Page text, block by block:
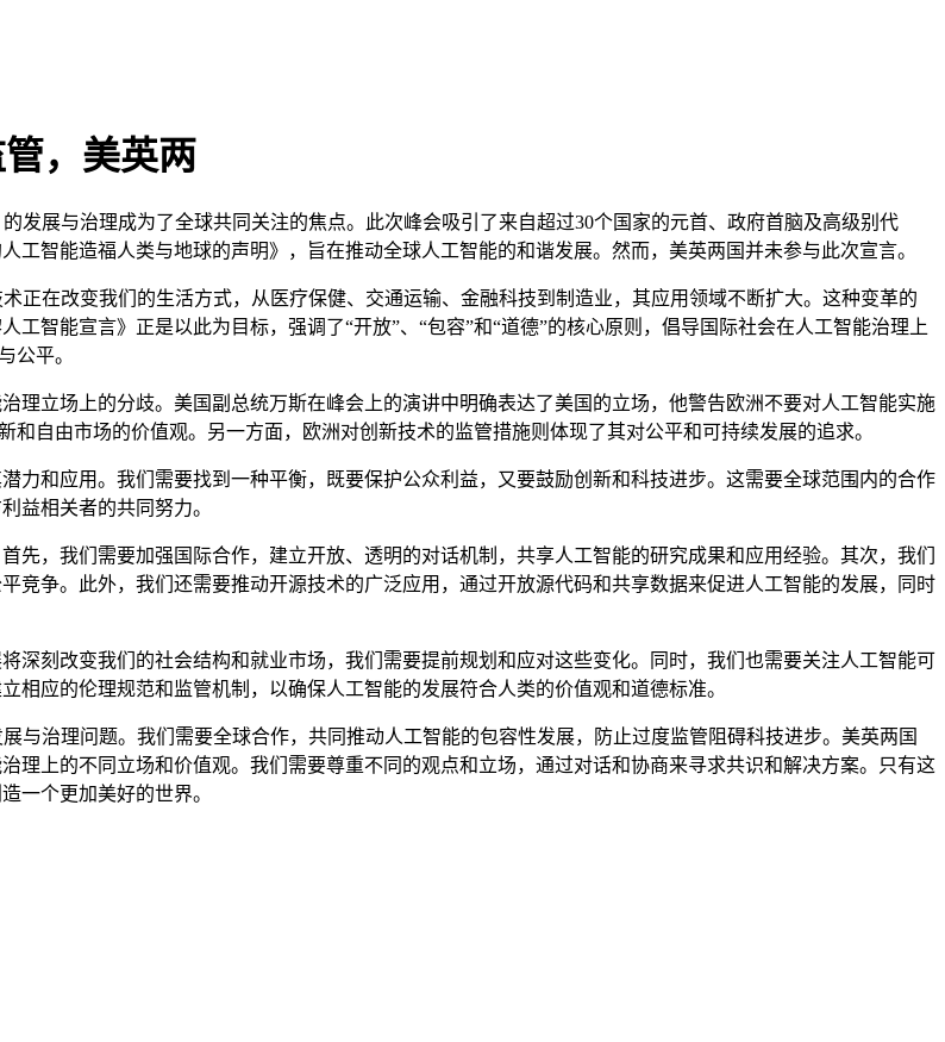
，美英两
展与治理成为了全球共同关注的焦点。此次峰会吸引了来自超过30个国家的元首、政府首脑及高级别代
智能造福人类与地球的声明》，旨在推动全球人工智能的和谐发展。然而，美英两国并未参与此次宣言。
在改变我们的生活方式，从医疗保健、交通运输、金融科技到制造业，其应用领域不断扩大。这种变革的
智能宣言》正是以此为目标，强调了“开放”、“包容”和“道德”的核心原则，倡导国际社会在人工智能治理上
公平。
立场上的分歧。美国副总统万斯在峰会上的演讲中明确表达了美国的立场，他警告欧洲不要对人工智能实施
自由市场的价值观。另一方面，欧洲对创新技术的监管措施则体现了其对公平和可持续发展的追求。
和应用。我们需要找到一种平衡，既要保护公众利益，又要鼓励创新和科技进步。这需要全球范围内的合作
益相关者的共同努力。
，我们需要加强国际合作，建立开放、透明的对话机制，共享人工智能的研究成果和应用经验。其次，我们
竞争。此外，我们还需要推动开源技术的广泛应用，通过开放源代码和共享数据来促进人工智能的发展，同时
刻改变我们的社会结构和就业市场，我们需要提前规划和应对这些变化。同时，我们也需要关注人工智能可
应的伦理规范和监管机制，以确保人工智能的发展符合人类的价值观和道德标准。
治理问题。我们需要全球合作，共同推动人工智能的包容性发展，防止过度监管阻碍科技进步。美英两国
理上的不同立场和价值观。我们需要尊重不同的观点和立场，通过对话和协商来寻求共识和解决方案。只有这
一个更加美好的世界。